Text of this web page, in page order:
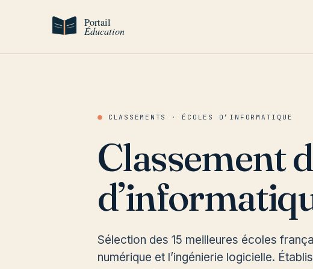
● CLASSEMENTS · ÉCOLES D’INFORMATIQUE
Classement
Sélection des 15 meilleures écoles
numérique et l’ingénierie logicielle.